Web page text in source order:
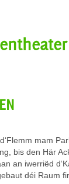
mam
bis den Här
an iwerriëd
déi Raum